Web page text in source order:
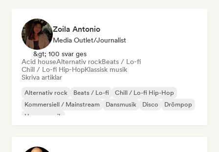
Zoila Antonio
Media Outlet/Journalist
&gt; 100 svar ges
Acid houseAlternativ rockBeats / Lo-fi
Chill / Lo-fi Hip-HopKlassisk musik
Skriva artiklar
Alternativ rock Beats / Lo-fi
Chill / Lo-fi Hip-Hop
Kommersiell / Mainstream
Dansmusik Disco
Drömpop
House-musik